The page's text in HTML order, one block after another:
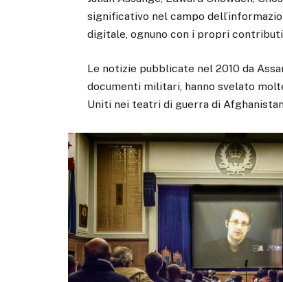
significativo nel campo
digitale, ognuno con i propri
Le notizie pubblicate nel 2010 da
documenti militari, hanno svelato
Uniti nei teatri di guerra di